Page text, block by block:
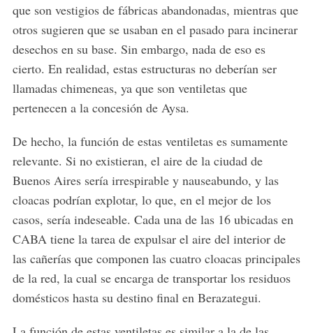
que son vestigios de fábricas abandonadas, mientras que
otros sugieren que se usaban en el pasado para incinerar
desechos en su base. Sin embargo, nada de eso es
cierto. En realidad, estas estructuras no deberían ser
llamadas chimeneas, ya que son ventiletas que
pertenecen a la concesión de Aysa.
De hecho, la función de estas ventiletas es sumamente
relevante. Si no existieran, el aire de la ciudad de
Buenos Aires sería irrespirable y nauseabundo, y las
cloacas podrían explotar, lo que, en el mejor de los
casos, sería indeseable. Cada una de las 16 ubicadas en
CABA tiene la tarea de expulsar el aire del interior de
las cañerías que componen las cuatro cloacas principales
de la red, la cual se encarga de transportar los residuos
domésticos hasta su destino final en Berazategui.